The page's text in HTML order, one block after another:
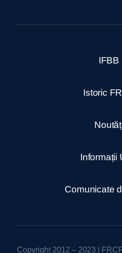
IFBB
Istoric
Informații
Comunicate
Copyright 2012 – 2023 |